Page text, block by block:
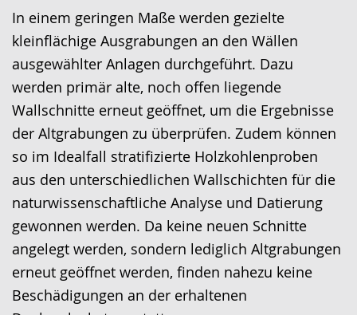
Sprache
wechseln.
Unterstützung.
in
Deutscher
Gebärdensprache
wird
angezeigt.
In einem geringen Maße werden gezielte
kleinflächige Ausgrabungen an den Wällen
ausgewählter Anlagen durchgeführt. Dazu
werden primär alte, noch offen liegende
Wallschnitte erneut geöffnet, um die Ergebnisse
der Altgrabungen zu überprüfen. Zudem können
so im Idealfall stratifizierte Holzkohlenproben
aus den unterschiedlichen Wallschichten für die
naturwissenschaftliche Analyse und Datierung
gewonnen werden. Da keine neuen Schnitte
angelegt werden, sondern lediglich Altgrabungen
erneut geöffnet werden, finden nahezu keine
Beschädigungen an der erhaltenen